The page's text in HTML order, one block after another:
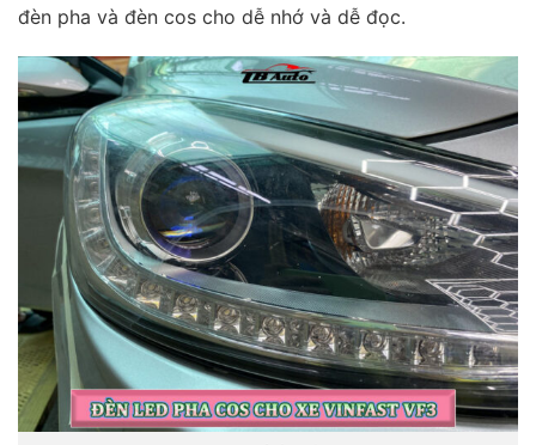
đèn pha và đèn cos cho dễ nhớ và dễ đọc.